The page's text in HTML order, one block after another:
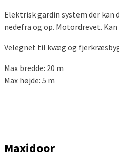
Elektrisk gardin system der
nedefra og op. Motordrevet.
Velegnet til kvæg og
Max bredde: 20 m
Max højde: 5 m
Maxidoor